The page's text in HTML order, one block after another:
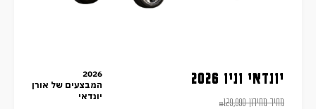
יונדאי וניו 2026
מחיר מחירון ₪129,990
2026
המבצעים של אורן
יונדאי